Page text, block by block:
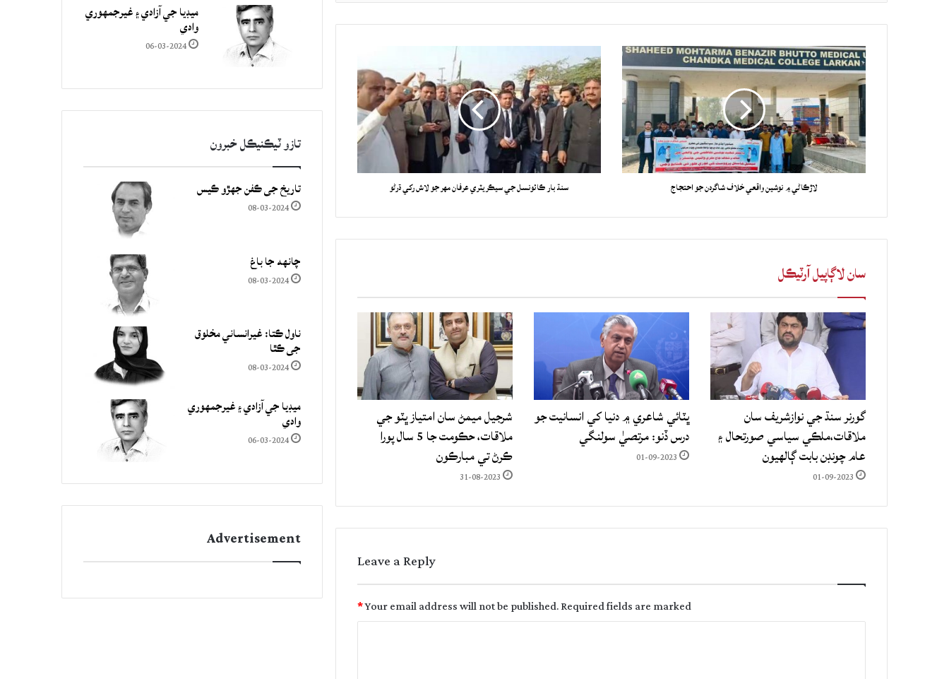
لاڙڪاڻي ۾ نوشين واقعي خلاف شاگردن جو احتجاج سنڌ بار ڪائونسل جي سيڪريٽري عرفان مهر جو لاش رکي ڌرڻو
سان لاڳاپيل آرٽيڪل
گورنر سنڌ جي نوازشريف سان
ملاقات،ملڪي سياسي صورتحال ۽
عام چونڊن بابت ڳالهيون
01-09-2023
ڀٽائي شاعري ۾ دنيا کي انسانيت جو
درس ڏنو: مرتصيٰ سولنگي
01-09-2023
شرجيل ميمڻ سان امتياز ڀٽو جي
ملاقات، حڪومت جا 5 سال پورا
ڪرڻ تي مبارڪون
31-08-2023
Leave a Reply
Your email address will not be published.Required fields are marked
*
ميڊيا جي آزادي ۽ غيرجمھوري
وادي
06-03-2024
تازو ٽيڪنيڪل خبرون
تاريخ جي ڪفن جھڙو ڪيس
08-03-2024
چانهه جا باغ
08-03-2024
ناول ڪتا: غيرانساني مخلوق
جي ڪٿا
08-03-2024
ميڊيا جي آزادي ۽ غيرجمھوري
وادي
06-03-2024
Advertisement